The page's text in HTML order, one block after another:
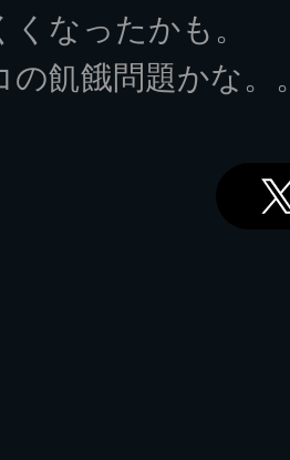
なったかも。
の飢餓問題かな。